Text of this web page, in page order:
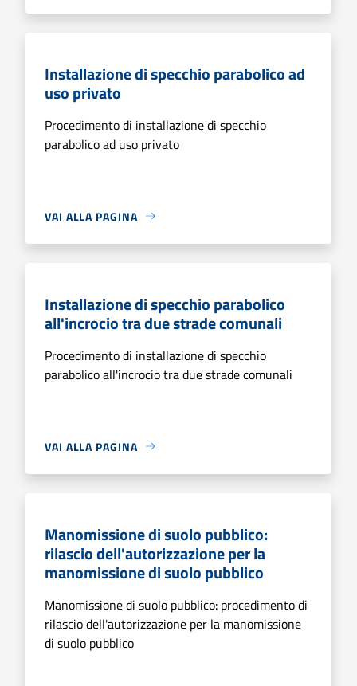
Installazione di specchio parabolico ad
uso privato
Procedimento di installazione di specchio
parabolico ad uso privato
VAI ALLA PAGINA
Installazione di specchio parabolico
all'incrocio tra due strade comunali
Procedimento di installazione di specchio
parabolico all'incrocio tra due strade comunali
VAI ALLA PAGINA
Manomissione di suolo pubblico:
rilascio dell'autorizzazione per la
manomissione di suolo pubblico
Manomissione di suolo pubblico: procedimento di
rilascio dell'autorizzazione per la manomissione
di suolo pubblico